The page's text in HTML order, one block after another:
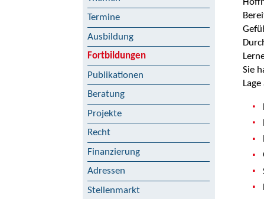
Termine
Ausbildung
Fortbildungen
Publikationen
Beratung
Projekte
Recht
Finanzierung
Adressen
Stellenmarkt
Sie